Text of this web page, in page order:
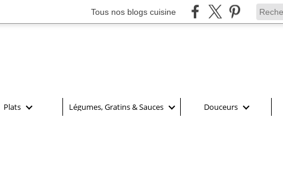
Tous nos blogs cuisine
Plats Légumes, Gratins & Sauces Douceurs